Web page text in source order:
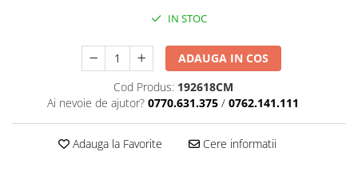
IN STOC
ADAUGA IN COS
Cod Produs: 192618CM
Ai nevoie de ajutor? 0770.631.375 / 0762.141.111
Adauga la Favorite Cere informatii